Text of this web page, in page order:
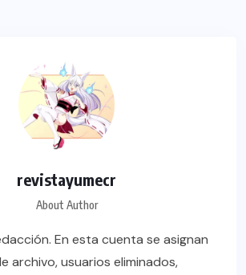
revistayumecr
About Author
En esta cuenta se asignan
archivo, usuarios eliminados,